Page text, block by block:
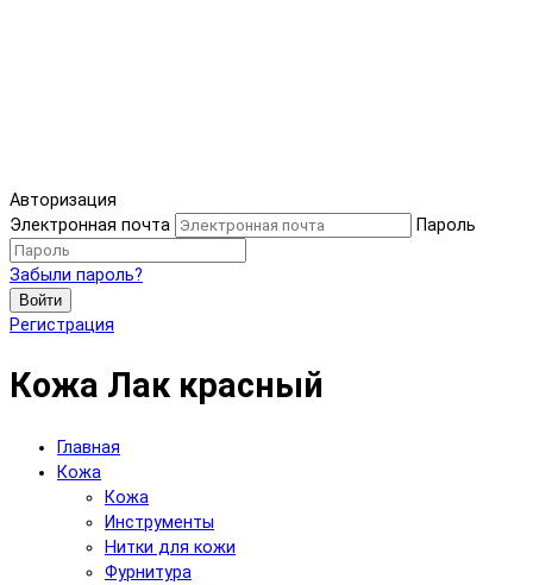
Авторизация
Электронная почта
Пароль
Забыли пароль?
Войти
Регистрация
Кожа Лак красный
Главная
Кожа
Кожа
Инструменты
Нитки для кожи
Фурнитура